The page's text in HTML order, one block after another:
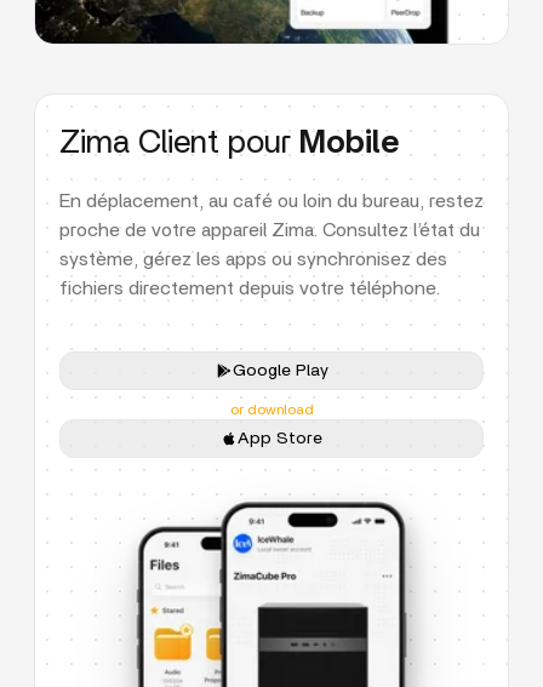
Zima Client pour Mobile
En déplacement, au café ou loin du bureau, restez
proche de votre appareil Zima. Consultez l’état du
système, gérez les apps ou synchronisez des
fichiers directement depuis votre téléphone.
Google Play
or download
App Store